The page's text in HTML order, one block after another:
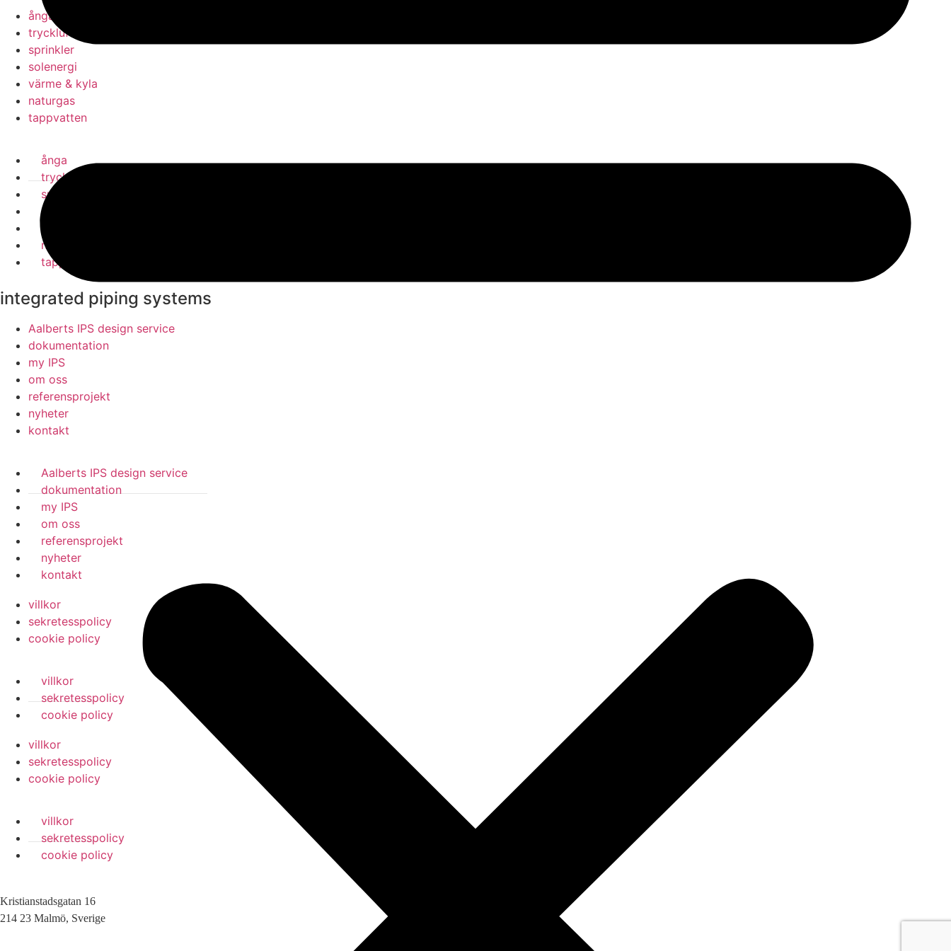
ånga
tryckluft
sprinkler
solenergi
värme & kyla
naturgas
tappvatten
ånga
tryckluft
sprinkler
solenergi
naturgas
tappvatten
integrated piping systems
Aalberts IPS design service
dokumentation
my IPS
om oss
referensprojekt
nyheter
kontakt
Aalberts IPS design service
dokumentation
my IPS
om oss
referensprojekt
nyheter
kontakt
villkor
sekretesspolicy
cookie policy
villkor
sekretesspolicy
cookie policy
villkor
sekretesspolicy
cookie policy
villkor
sekretesspolicy
cookie policy
Kristianstadsgatan 16
214 23 Malmö, Sverige